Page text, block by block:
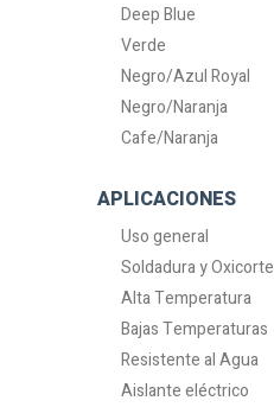
Deep Blue
Verde
Negro/Azul Royal
Negro/Naranja
Cafe/Naranja
APLICACIONES
Uso general
Soldadura y Oxicorte
Alta Temperatura
Bajas Temperaturas
Resistente al Agua
Aislante eléctrico